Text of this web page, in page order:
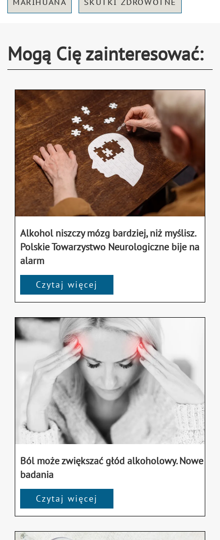
Mogą Cię zainteresować:
Alkohol niszczy mózg bardziej, niż myślisz.
Polskie Towarzystwo Neurologiczne bije na
alarm
Czytaj więcej
Ból może zwiększać głód alkoholowy. Nowe
badania
Czytaj więcej